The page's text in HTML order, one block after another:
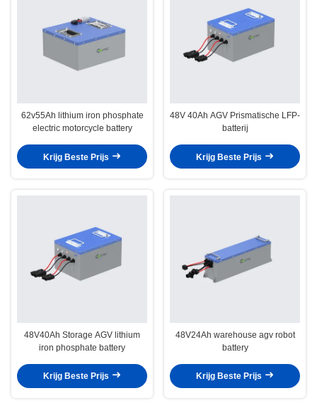
62v55Ah lithium iron phosphate
electric motorcycle battery
Krijg Beste Prijs
48V 40Ah AGV Prismatische LFP-
batterij
Krijg Beste Prijs
48V40Ah Storage AGV lithium
iron phosphate battery
Krijg Beste Prijs
48V24Ah warehouse agv robot
battery
Krijg Beste Prijs